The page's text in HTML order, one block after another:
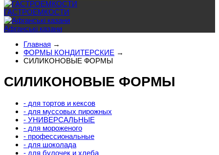
ГАСТРОЕМКОСТИ
Афганські казани
Главная →
ФОРМЫ КОНДИТЕРСКИЕ →
СИЛИКОНОВЫЕ ФОРМЫ
СИЛИКОНОВЫЕ ФОРМЫ
- для тортов и кексов
- для муссовых пирожных
- УНИВЕРСАЛЬНЫЕ
- для мороженого
- профессиональные
- для шоколада
- для булочек и хлеба